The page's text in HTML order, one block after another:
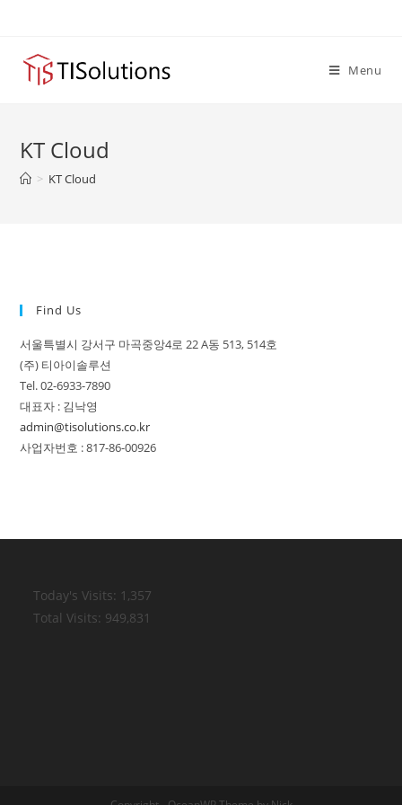
content
Menu
KT Cloud
> KT Cloud
Find Us
서울특별시 강서구 마곡중앙4로 22 A동 513, 514호
(주) 티아이솔루션
Tel. 02-6933-7890
대표자 : 김낙영
admin@tisolutions.co.kr
사업자번호 : 817-86-00926
Today's Visits: 1,357
Total Visits: 949,831